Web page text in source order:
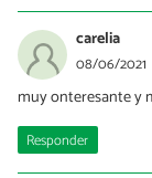
carelia
08/06/2021
muy onteresante y
Responder